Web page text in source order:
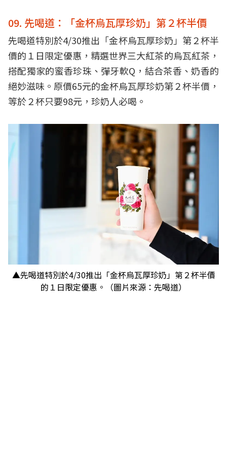
09. 先喝道：「金杯烏瓦厚珍奶」第２杯半價
先喝道特別於4/30推出「金杯烏瓦厚珍奶」第２杯半
價的１日限定優惠，精選世界三大紅茶的烏瓦紅茶，
搭配獨家的蜜香珍珠、彈牙軟Q，結合茶香、奶香的
絕妙滋味。原價65元的金杯烏瓦厚珍奶第２杯半價，
等於２杯只要98元，珍奶人必喝。
▲先喝道特別於4/30推出「金杯烏瓦厚珍奶」第２杯半價
的１日限定優惠。（圖片來源：先喝道）